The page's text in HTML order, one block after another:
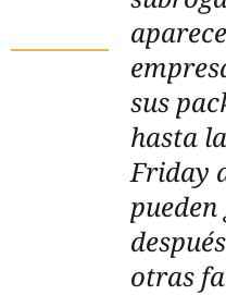
sus
hasta
Friday
pueden
otras